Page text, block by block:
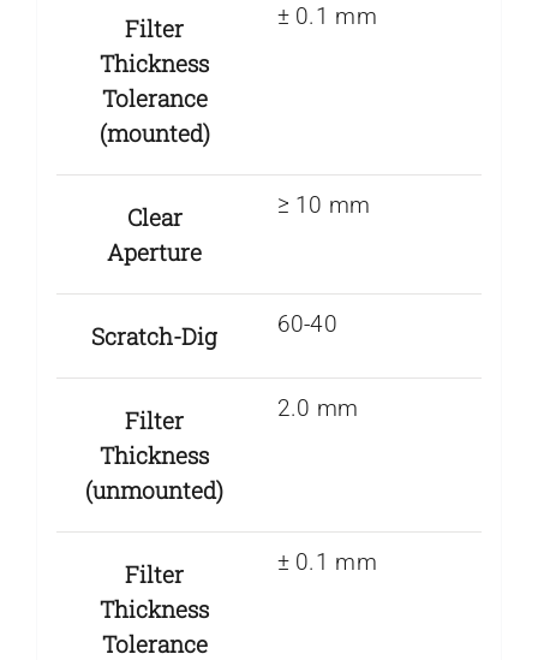
Filter
Thickness
Tolerance
(mounted)
± 0.1 mm
Clear
Aperture
≥ 10 mm
Scratch-Dig 60-40
Filter
Thickness
(unmounted)
2.0 mm
Filter
Thickness
Tolerance
± 0.1 mm